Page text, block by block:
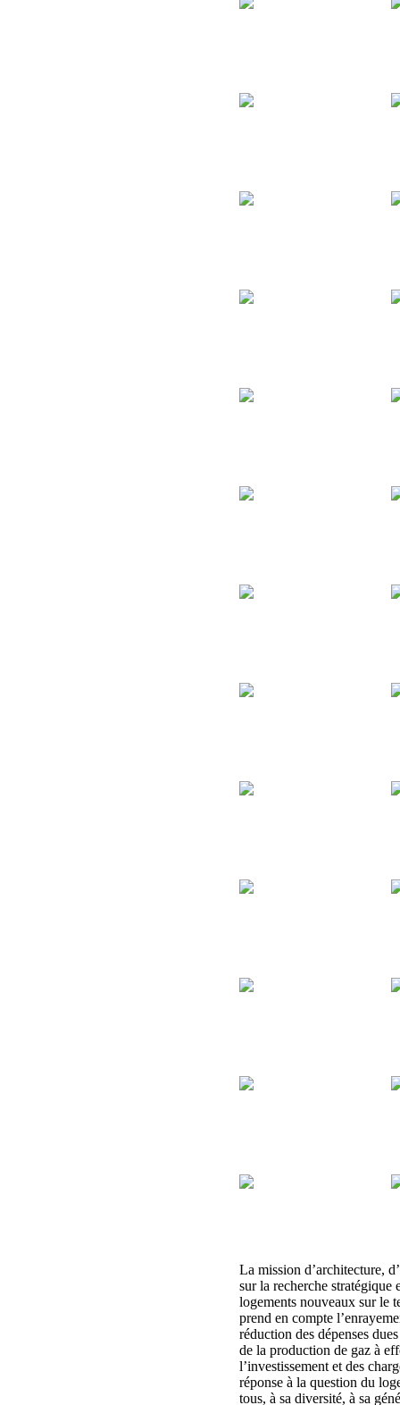
La mission d’architecture,
sur la recherche stratégique
logements nouveaux sur le
prend en compte
réduction des dépenses
de la production de gaz à
l’investissement et des
réponse à la question du
tous, à sa diversité, à sa